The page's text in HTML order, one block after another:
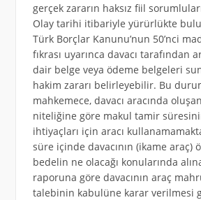
gerçek zararın haksız fiil
Olay tarihi itibariyle yürürlükte
Türk Borçlar Kanunu’nun 50’nci
fıkrası uyarınca davacı tarafından
dair belge veya ödeme belgeleri
hakim zararı belirleyebilir. Bu
mahkemece, davacı aracında
niteliğine göre makul tamir
ihtiyaçları için aracı
süre içinde davacının (ikame araç)
bedelin ne olacağı konularında
raporuna göre davacının araç
talebinin kabulüne karar verilmesi